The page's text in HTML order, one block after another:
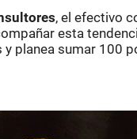
, el efectivo
esta
planea sumar 100